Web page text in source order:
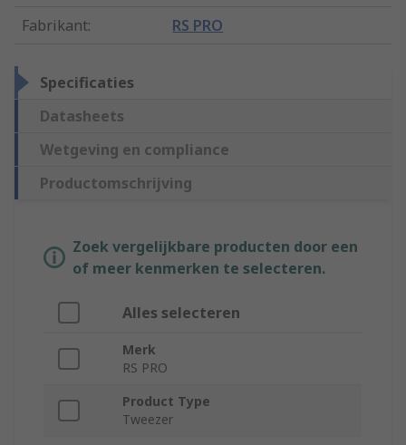
Fabrikant: RS PRO
Specificaties
Datasheets
Wetgeving en compliance
Productomschrijving
Zoek vergelijkbare producten door een
of meer kenmerken te selecteren.
Alles selecteren
Merk
RS PRO
Product Type
Tweezer